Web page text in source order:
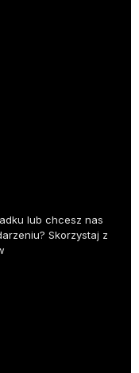
lub chcesz nas
Skorzystaj z